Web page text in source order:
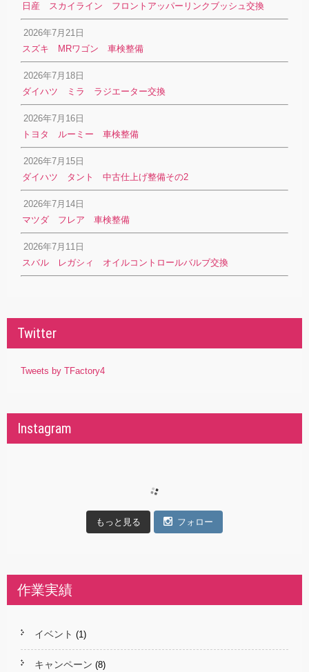
日産 スカイライン フロントアッパーリンクブッシュ交換
2026年7月21日
スズキ MRワゴン 車検整備
2026年7月18日
ダイハツ ミラ ラジエーター交換
2026年7月16日
トヨタ ルーミー 車検整備
2026年7月15日
ダイハツ タント 中古仕上げ整備その2
2026年7月14日
マツダ フレア 車検整備
2026年7月11日
スバル レガシィ オイルコントロールバルブ交換
Twitter
Tweets by TFactory4
Instagram
もっと見る フォロー
作業実績
イベント (1)
キャンペーン (8)